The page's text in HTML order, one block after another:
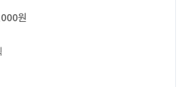
원